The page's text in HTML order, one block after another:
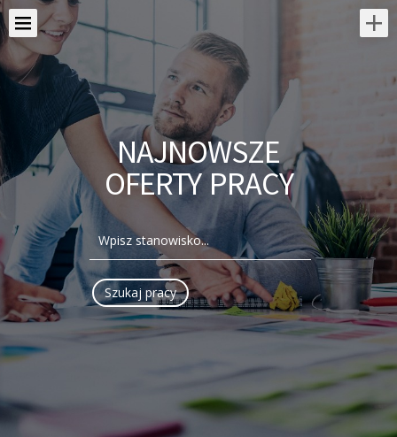
NAJNOWSZE
OFERTY PRACY